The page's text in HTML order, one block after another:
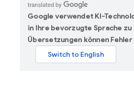
Google verwendet KI-
in Ihre bevorzugte Sprache
Übersetzungen können